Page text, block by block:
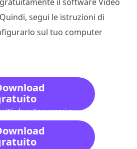
segui le istruzioni di
sul tuo computer
Windows 7 o successivo